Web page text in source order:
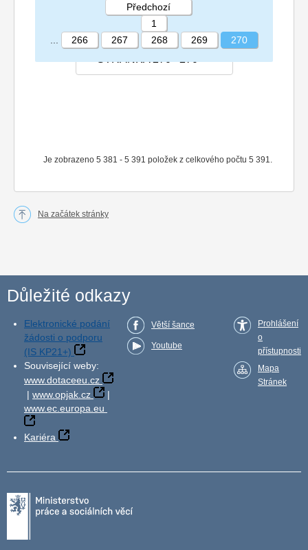
Je zobrazeno 5 381 - 5 391 položek z celkového počtu 5 391.
Předchozí
1
266 267 268 269 270
Na začátek stránky
Důležité odkazy
Elektronické podání
žádosti o podporu
(IS KP21+)
Související weby:
www.dotaceeu.cz
| www.opjak.cz
|
www.ec.europa.eu
Kariéra
Větší šance
Youtube
Prohlášení
o
přístupnosti
Mapa
Stránek